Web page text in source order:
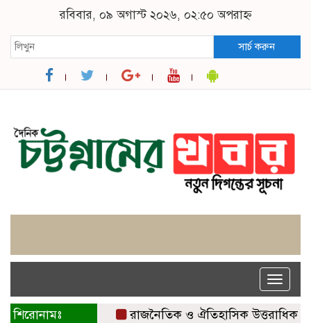
রবিবার, ০৯ অগাস্ট ২০২৬, ০২:৫০ অপরাহ্ন
সার্চ করুন
Toggle
শিরোনামঃ রাজনৈতিক ও ঐতিহাসিক উত্তরাধিকারের